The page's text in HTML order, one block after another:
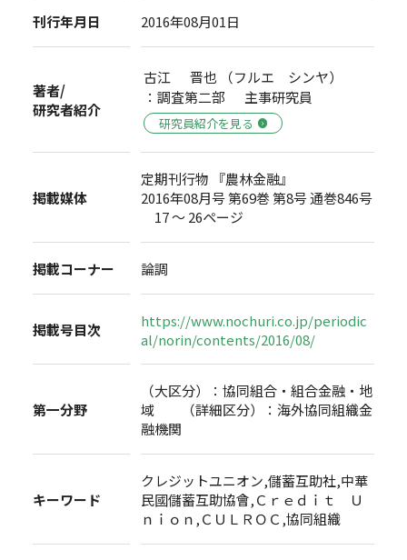
刊行年月日 2016年08月01日
著者/
研究者紹介
古江 晋也 （フルエ シンヤ）
：調査第二部 主事研究員
研究員紹介を見る
掲載媒体
定期刊行物 『農林金融』
2016年08月号 第69巻 第8号 通巻846号
17 ～ 26ページ
掲載コーナー 論調
掲載号目次
https://www.nochuri.co.jp/periodic
al/norin/contents/2016/08/
第一分野
（大区分）：協同組合・組合金融・地
域 （詳細区分）：海外協同組織金
融機関
キーワード
クレジットユニオン,儲蓄互助社,中華
民國儲蓄互助協會,Ｃｒｅｄｉｔ Ｕ
ｎｉｏｎ,ＣＵＬＲＯＣ,協同組織